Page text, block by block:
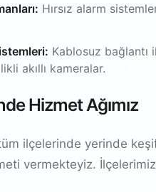
Hırsız alarm
Kablosuz
akıllı kameralar.
Hizmet Ağımız
ilçelerinde yerinde
vermekteyiz.